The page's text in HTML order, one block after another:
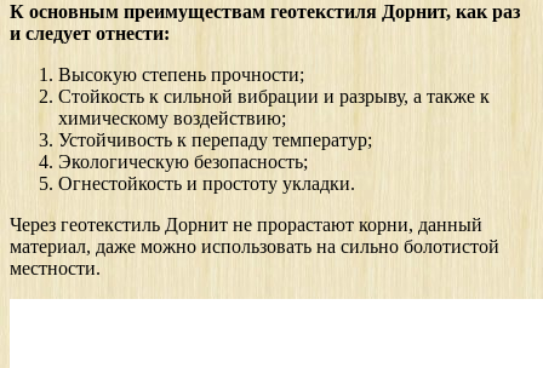
К основным преимуществам геотекстиля Дорнит, как раз
и следует отнести:
Высокую степень прочности;
Стойкость к сильной вибрации и разрыву, а также к
химическому воздействию;
Устойчивость к перепаду температур;
Экологическую безопасность;
Огнестойкость и простоту укладки.
Через геотекстиль Дорнит не прорастают корни, данный
материал, даже можно использовать на сильно болотистой
местности.